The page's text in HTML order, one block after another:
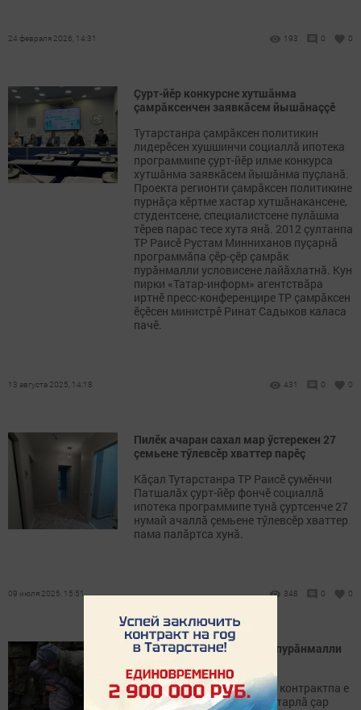
24 февраля 2026, 14:31 193 0 0
Çурт-йӗр конкурсне хутшăнма
çамрăксенчен заявкăсем йышăнаççӗ
Тутарстанра çамрăксен политикин
лидерӗсен хушшинчи социаллă ипотека
программипе çурт-йӗр илме конкурса
хутшăнма заявкăсем йышăнма пуçланă.
Проекта регионти çамрăксен политикине
пурнăçа кӗртме хастар хутшăнакансене,
студентсене, специалистсене пулăшма
тӗрев парас тесе хута янă. 2012 çултанпа
ТР Раисӗ Рустам Минниханов пуçарнă
программăпа çӗр-çӗр çамрăк
пурăнмалли условисене лайăхлатнă. Кун
пирки «Татар-информ» агентствăра
иртнӗ пресс-конференцире ТР çамрăксен
ӗçӗсен министрӗ Ринат Садыков каласа
пачӗ.
13 августа 2025, 14:18 431 0 0
Пилӗк ачаран сахал мар ӳстерекен 27
çемьене тӳлевсӗр хваттер парӗç
Кăçал Тутарстанра ТР Раисӗ çумӗнчи
Патшалăх çурт-йӗр фончӗ социаллă
ипотека программипе тунӑ çуртсенче 27
нумай ачаллă çемьене тӳлевсӗр хваттер
пама палăртса хунă.
09 июля 2025, 15:51 348 0 0
Хӳтӗлевçӗсене, çемйисене пурăнмалли
Тутарстан Республикинчен контрактпа е
тулли мар мобилизаципе ятарлă çар